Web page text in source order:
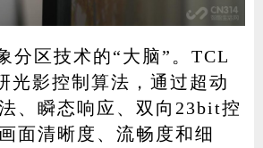
分区技术的“大脑”。TCL
光影控制算法，通过超动
、瞬态响应、双向23bit控
面清晰度、流畅度和细